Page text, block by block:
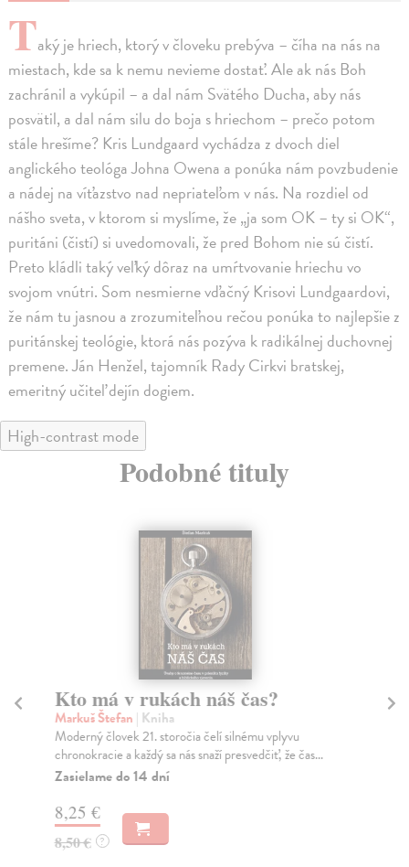
Taký je hriech, ktorý v človeku prebýva – číha na nás na
miestach, kde sa k nemu nevieme dostať. Ale ak nás Boh
zachránil a vykúpil – a dal nám Svätého Ducha, aby nás
posvätil, a dal nám silu do boja s hriechom – prečo potom
stále hrešíme? Kris Lundgaard vychádza z dvoch diel
anglického teológa Johna Owena a ponúka nám povzbudenie
a nádej na víťazstvo nad nepriateľom v nás. Na rozdiel od
nášho sveta, v ktorom si myslíme, že „ja som OK – ty si OK“,
puritáni (čistí) si uvedomovali, že pred Bohom nie sú čistí.
Preto kládli taký veľký dôraz na umŕtvovanie hriechu vo
svojom vnútri. Som nesmierne vďačný Krisovi Lundgaardovi,
že nám tu jasnou a zrozumiteľnou rečou ponúka to najlepšie z
puritánskej teológie, ktorá nás pozýva k radikálnej duchovnej
premene. Ján Henžel, tajomník Rady Cirkvi bratskej,
emeritný učiteľ dejín dogiem.
High-contrast mode
Podobné tituly
Kto má v rukách náš čas?
Markuš Štefan | Kniha
Moderný človek 21. storočia čelí silnému vplyvu
chronokracie a každý sa nás snaží presvedčiť, že čas...
Zasielame do 14 dní
8,25 €
8,50 € ?